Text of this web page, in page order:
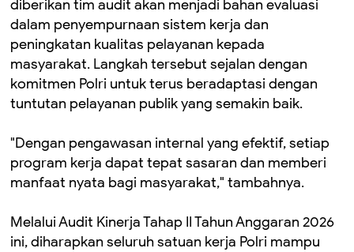
diberikan tim audit akan menjadi bahan evaluasi
dalam penyempurnaan sistem kerja dan
peningkatan kualitas pelayanan kepada
masyarakat. Langkah tersebut sejalan dengan
komitmen Polri untuk terus beradaptasi dengan
tuntutan pelayanan publik yang semakin baik.
"Dengan pengawasan internal yang efektif, setiap
program kerja dapat tepat sasaran dan memberi
manfaat nyata bagi masyarakat," tambahnya.
Melalui Audit Kinerja Tahap II Tahun Anggaran 2026
ini, diharapkan seluruh satuan kerja Polri mampu